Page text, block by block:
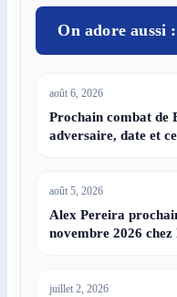
On adore aussi :
août 6, 2026
Prochain combat de
adversaire, date et
août 5, 2026
Alex Pereira
novembre 2026
juillet 2, 2026